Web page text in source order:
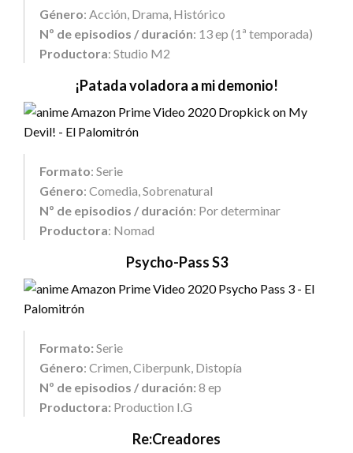
Género: Acción, Drama, Histórico
Nº de episodios / duración: 13 ep (1ª temporada)
Productora: Studio M2
¡Patada voladora a mi demonio!
Formato: Serie
Género: Comedia, Sobrenatural
Nº de episodios / duración: Por determinar
Productora: Nomad
Psycho-Pass S3
Formato: Serie
Género: Crimen, Ciberpunk, Distopía
Nº de episodios / duración: 8 ep
Productora: Production I.G
Re:Creadores